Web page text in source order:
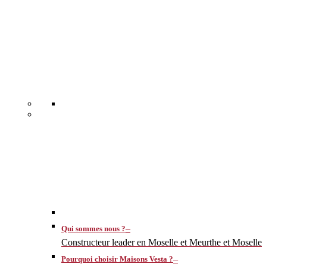
Qui sommes nous ?–
Constructeur leader en Moselle et Meurthe et Moselle
Pourquoi choisir Maisons Vesta ?–